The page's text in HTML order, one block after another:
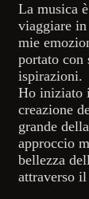
La musica
viaggiare
mie
portato con
ispirazioni.
Ho iniziato
creazione
grande
approccio
bellezza
attraverso